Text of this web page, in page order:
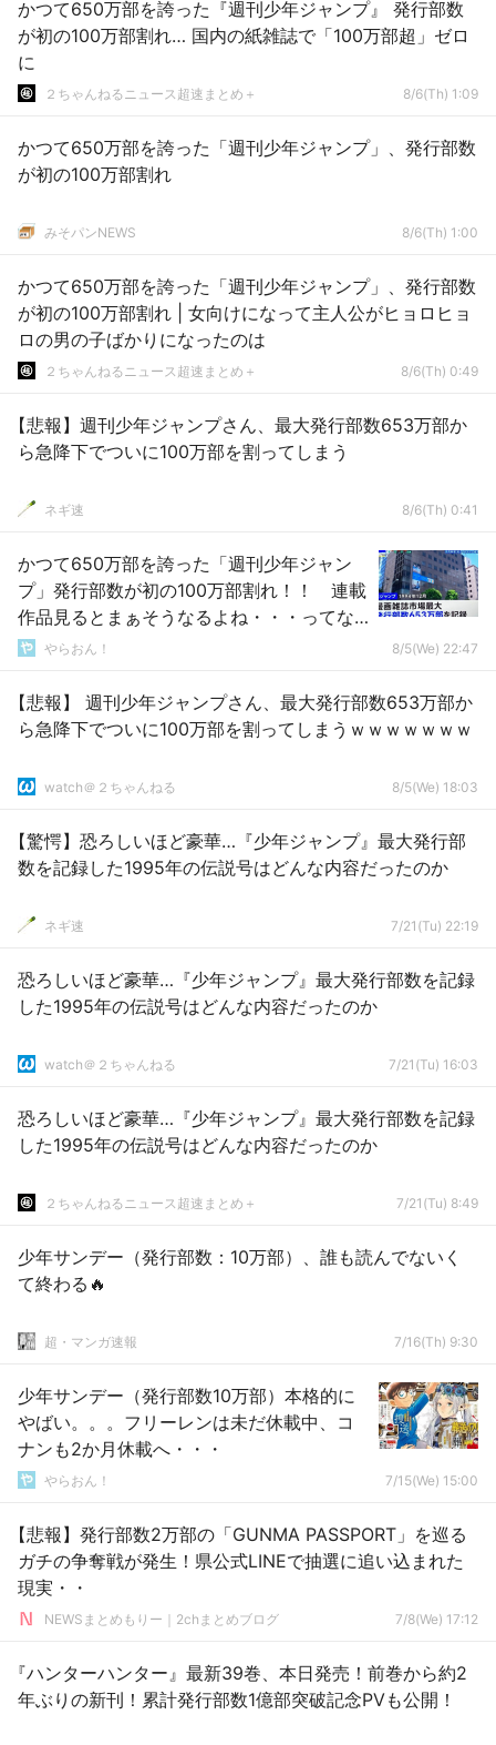
かつて650万部を誇った『週刊少年ジャンプ』 発行部数
が初の100万部割れ… 国内の紙雑誌で「100万部超」ゼロ
に
２ちゃんねるニュース超速まとめ＋ 8/6(Th) 1:09
かつて650万部を誇った「週刊少年ジャンプ」、発行部数
が初の100万部割れ
みそパンNEWS 8/6(Th) 1:00
かつて650万部を誇った「週刊少年ジャンプ」、発行部数
が初の100万部割れ | 女向けになって主人公がヒョロヒョ
ロの男の子ばかりになったのは
２ちゃんねるニュース超速まとめ＋ 8/6(Th) 0:49
【悲報】週刊少年ジャンプさん、最大発行部数653万部か
ら急降下でついに100万部を割ってしまう
ネギ速 8/6(Th) 0:41
かつて650万部を誇った「週刊少年ジャン
プ」発行部数が初の100万部割れ！！ 連載
作品見るとまぁそうなるよね・・・ってな
る やらおん！ 8/5(We) 22:47
【悲報】 週刊少年ジャンプさん、最大発行部数653万部か
ら急降下でついに100万部を割ってしまうｗｗｗｗｗｗｗ
watch＠２ちゃんねる 8/5(We) 18:03
【驚愕】恐ろしいほど豪華…『少年ジャンプ』最大発行部
数を記録した1995年の伝説号はどんな内容だったのか
ネギ速 7/21(Tu) 22:19
恐ろしいほど豪華…『少年ジャンプ』最大発行部数を記録
した1995年の伝説号はどんな内容だったのか
watch＠２ちゃんねる 7/21(Tu) 16:03
恐ろしいほど豪華…『少年ジャンプ』最大発行部数を記録
した1995年の伝説号はどんな内容だったのか
２ちゃんねるニュース超速まとめ＋ 7/21(Tu) 8:49
少年サンデー（発行部数：10万部）、誰も読んでないく
て終わる🔥
超・マンガ速報 7/16(Th) 9:30
少年サンデー（発行部数10万部）本格的に
やばい。。。フリーレンは未だ休載中、コ
ナンも2か月休載へ・・・
やらおん！ 7/15(We) 15:00
【悲報】発行部数2万部の「GUNMA PASSPORT」を巡る
ガチの争奪戦が発生！県公式LINEで抽選に追い込まれた
現実・・
NEWSまとめもりー｜2chまとめブログ 7/8(We) 17:12
『ハンターハンター』最新39巻、本日発売！前巻から約2
年ぶりの新刊！累計発行部数1億部突破記念PVも公開！